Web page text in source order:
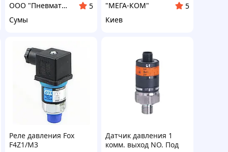
ООО "Пневматик Трейд"
5
Сумы
"МЕГА-КОМ"
5
Киев
Реле давления Fox
F4Z1/M3
Датчик давления 1
комм. выход NO. Под